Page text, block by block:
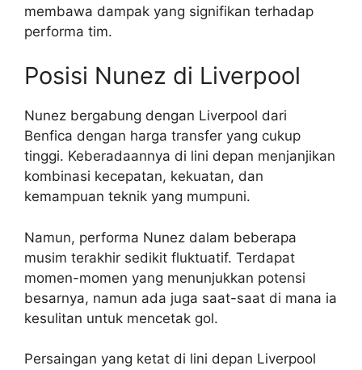
membawa dampak yang signifikan terhadap
performa tim.
Posisi Nunez di Liverpool
Nunez bergabung dengan Liverpool dari
Benfica dengan harga transfer yang cukup
tinggi. Keberadaannya di lini depan menjanjikan
kombinasi kecepatan, kekuatan, dan
kemampuan teknik yang mumpuni.
Namun, performa Nunez dalam beberapa
musim terakhir sedikit fluktuatif. Terdapat
momen-momen yang menunjukkan potensi
besarnya, namun ada juga saat-saat di mana ia
kesulitan untuk mencetak gol.
Persaingan yang ketat di lini depan Liverpool